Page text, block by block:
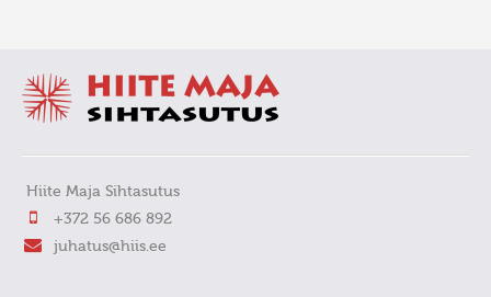
Hiite Maja Sihtasutus
+372 56 686 892
juhatus@hiis.ee